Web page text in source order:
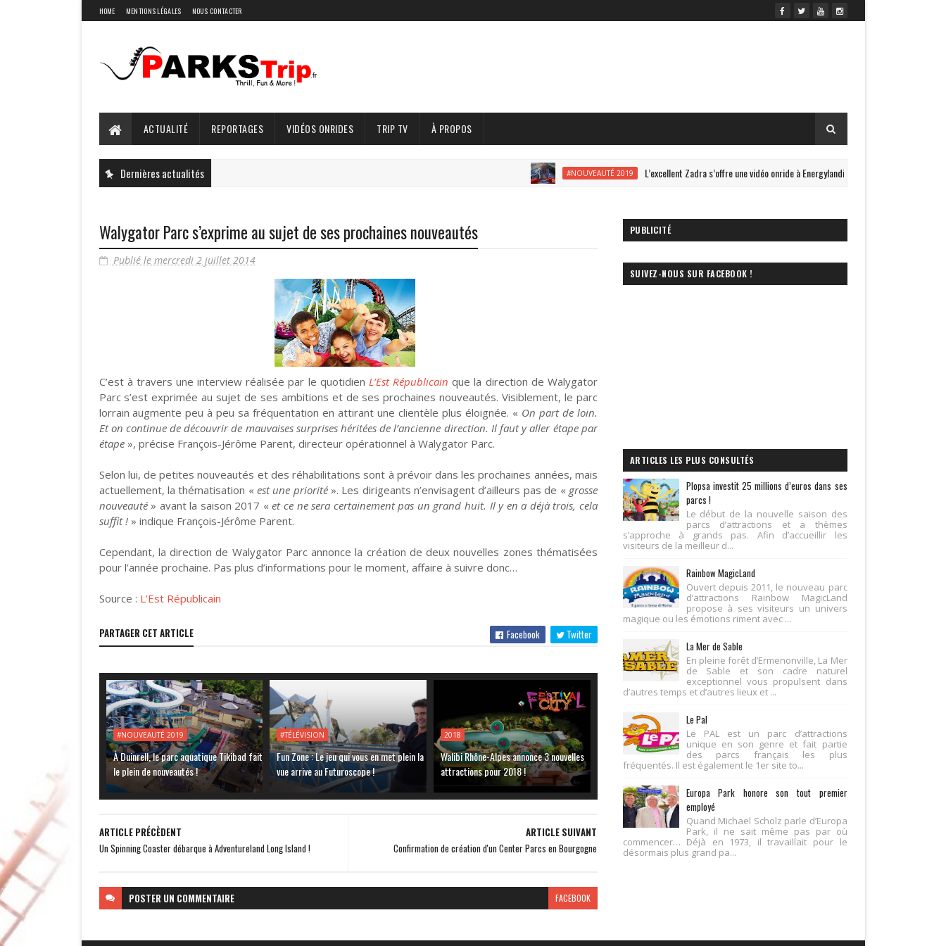
HOME MENTIONS LÉGALES NOUS CONTACTER
ACTUALITÉ REPORTAGES VIDÉOS ONRIDES TRIP TV À PROPOS
Dernières actualités #NOUVEAUTÉ 2019 L’excellent Zadra s’offre une vidéo onride à Energylandia !
Walygator Parc s’exprime au sujet de ses prochaines nouveautés
Publié le mercredi 2 juillet 2014
C’est à travers une interview réalisée par le quotidien L’Est Républicain que la direction de Walygator
Parc s’est exprimée au sujet de ses ambitions et de ses prochaines nouveautés. Visiblement, le parc
lorrain augmente peu à peu sa fréquentation en attirant une clientèle plus éloignée. « On part de loin.
Et on continue de découvrir de mauvaises surprises héritées de l’ancienne direction. Il faut y aller étape par
étape», précise François-Jérôme Parent, directeur opérationnel à Walygator Parc.
Selon lui, de petites nouveautés et des réhabilitations sont à prévoir dans les prochaines années, mais
actuellement, la thématisation « est une priorité». Les dirigeants n’envisagent d’ailleurs pas de « grosse
nouveauté» avant la saison 2017 «et ce ne sera certainement pas un grand huit. Il y en a déjà trois, cela
suffit !» indique François-Jérôme Parent.
Cependant, la direction de Walygator Parc annonce la création de deux nouvelles zones thématisées
pour l’année prochaine. Pas plus d’informations pour le moment, affaire à suivre donc…
Source : L’Est Républicain
PARTAGER CET ARTICLE Facebook Twitter
#NOUVEAUTÉ 2019
À Duinrell, le parc aquatique Tikibad fait
le plein de nouveautés !
#TÉLÉVISION
Fun Zone : Le jeu qui vous en met plein la
vue arrive au Futuroscope !
2018
Walibi Rhône-Alpes annonce 3 nouvelles
attractions pour 2018 !
ARTICLE SUIVANT
Confirmation de création d'un Center Parcs en Bourgogne
ARTICLE PRÉCÈDENT
Un Spinning Coaster débarque à Adventureland Long Island !
POSTER UN COMMENTAIRE FACEBOOK
PUBLICITÉ
SUIVEZ-NOUS SUR FACEBOOK !
ARTICLES LES PLUS CONSULTÉS
Plopsa investit 25 millions d’euros dans ses
parcs !
Le début de la nouvelle saison des
parcs d’attractions et a thèmes
s’approche à grands pas. Afin d’accueillir les
visiteurs de la meilleur d...
Rainbow MagicLand
Ouvert depuis 2011, le nouveau parc
d’attractions Rainbow MagicLand
propose à ses visiteurs un univers
magique ou les émotions riment avec ...
La Mer de Sable
En pleine forêt d’Ermenonville, La Mer
de Sable et son cadre naturel
exceptionnel vous propulsent dans
d’autres temps et d’autres lieux et ...
Le Pal
Le PAL est un parc d’attractions
unique en son genre et fait partie
des parcs français les plus
fréquentés. Il est également le 1er site to...
Europa Park honore son tout premier
employé
Quand Michael Scholz parle d’Europa
Park, il ne sait même pas par où
commencer… Déjà en 1973, il travaillait pour le
désormais plus grand pa...